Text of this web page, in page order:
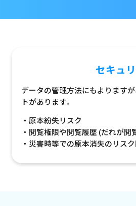
セキュ
データの管理方法にもよります
トがあります。
・原本紛失リスク
・閲覧権限や閲覧履歴 (だれが
・災害時等での原本消失のリス